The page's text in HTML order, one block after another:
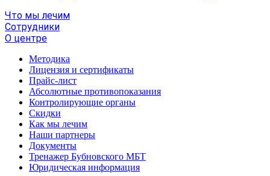
Что мы лечим
Сотрудники
О центре
Методика
Лицензия и сертификаты
Прайс-лист
Абсолютные противопоказания
Контролирующие органы
Скидки
Как мы лечим
Наши партнеры
Документы
Тренажер Бубновского МБТ
Юридическая информация